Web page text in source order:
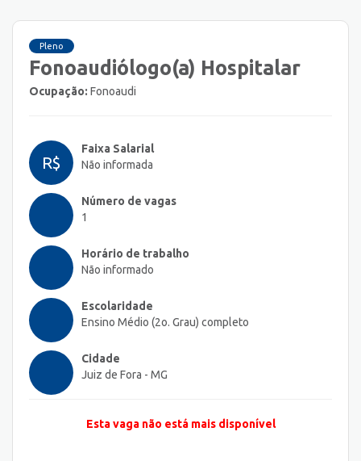
Pleno
Fonoaudiólogo(a) Hospitalar
Ocupação: Fonoaudi
R$
Faixa Salarial
Não informada
Número de vagas
1
Horário de trabalho
Não informado
Escolaridade
Ensino Médio (2o. Grau) completo
Cidade
Juiz de Fora - MG
Esta vaga não está mais disponível